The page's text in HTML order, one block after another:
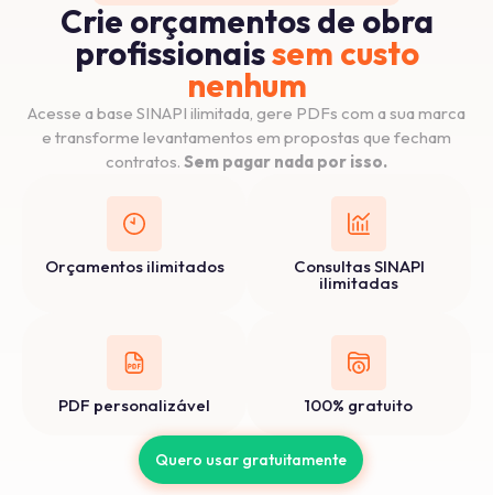
Crie orçamentos de obra
profissionaissem custo
nenhum
Acesse a base SINAPI ilimitada, gere PDFs com a sua marca
e transforme levantamentos em propostas que fecham
contratos. Sem pagar nada por isso.
Orçamentos ilimitados Consultas SINAPI
ilimitadas
PDF personalizável 100% gratuito
Quero usar gratuitamente